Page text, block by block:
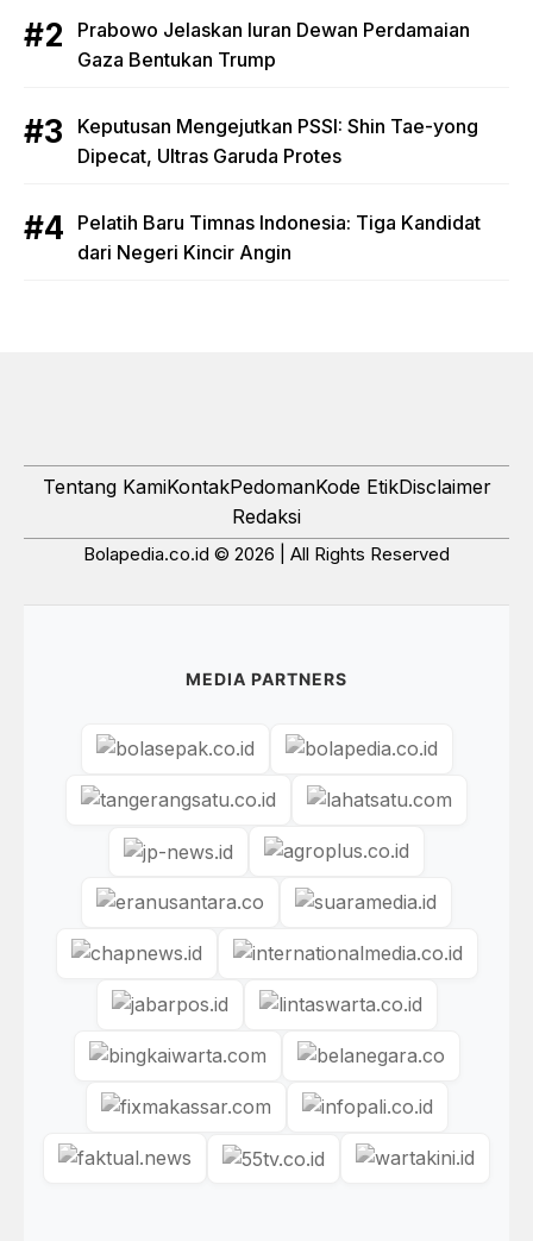
Prabowo Jelaskan Iuran Dewan Perdamaian
Gaza Bentukan Trump
Keputusan Mengejutkan PSSI: Shin Tae-yong
Dipecat, Ultras Garuda Protes
Pelatih Baru Timnas Indonesia: Tiga Kandidat
dari Negeri Kincir Angin
Tentang KamiKontakPedomanKode EtikDisclaimer
Redaksi
Bolapedia.co.id © 2026 | All Rights Reserved
MEDIA PARTNERS